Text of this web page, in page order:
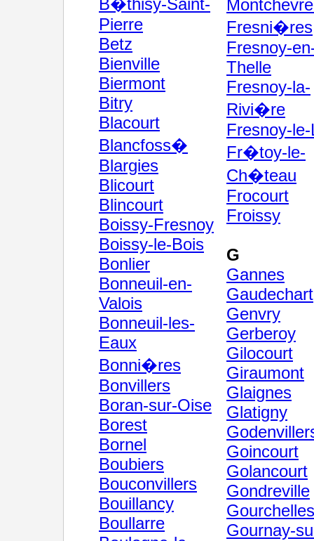
B�thisy-Saint-
Pierre
Betz
Bienville
Biermont
Bitry
Blacourt
Blancfoss�
Blargies
Blicourt
Blincourt
Boissy-Fresnoy
Boissy-le-Bois
Bonlier
Bonneuil-en-
Valois
Bonneuil-les-
Eaux
Bonni�res
Bonvillers
Boran-sur-Oise
Borest
Bornel
Boubiers
Bouconvillers
Bouillancy
Boullarre
Fresni�res
Fresnoy-
Thelle
Fresnoy-la-
Rivi�re
Fresnoy-
Fr�toy-le-
Ch�teau
Frocourt
Froissy
G
Gannes
Gaudechart
Genvry
Gerberoy
Gilocourt
Giraumont
Glaignes
Glatigny
Goincourt
Golancourt
Gondreville
Gourchelles
Gournay-